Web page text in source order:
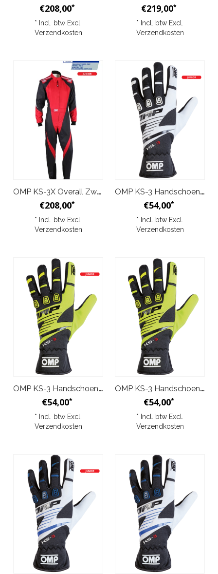
€208,00*
* Incl. btw Excl.
Verzendkosten
€219,00*
* Incl. btw Excl.
Verzendkosten
OMP KS-3X Overall Zwart Rood Junior
€208,00*
* Incl. btw Excl.
Verzendkosten
OMP KS-3 Handschoenen Zwart/Wit Junior
€54,00*
* Incl. btw Excl.
Verzendkosten
OMP KS-3 Handschoenen Zwart/Geel Junior
€54,00*
* Incl. btw Excl.
Verzendkosten
OMP KS-3 Handschoenen Zwart/Geel
€54,00*
* Incl. btw Excl.
Verzendkosten